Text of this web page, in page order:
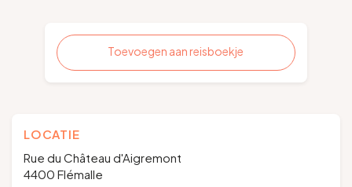
Toevoegen aan reisboekje
LOCATIE
Rue du Château d'Aigremont
4400 Flémalle